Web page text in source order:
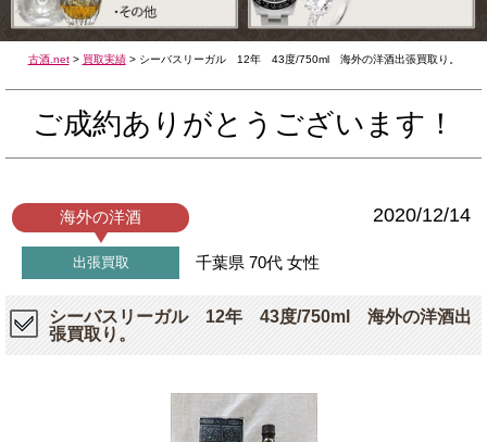
古酒.net> 買取実績> シーバスリーガル 12年 43度/750ml 海外の洋酒出張買取り。
ご成約ありがとうございます！
海外の洋酒 2020/12/14
出張買取 千葉県 70代 女性
シーバスリーガル 12年 43度/750ml 海外の洋酒出
張買取り。